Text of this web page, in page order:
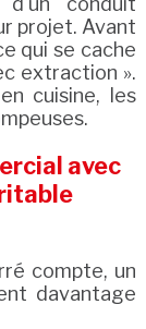
projet. Avant
qui se cache
extraction ».
cuisine, les
avec
compte, un
davantage